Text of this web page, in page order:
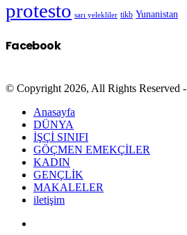
protesto sarı yelekliler tikb Yunanistan
Facebook
© Copyright 2026, All Rights Reserved -
Anasayfa
DÜNYA
İŞÇİ SINIFI
GÖÇMEN EMEKÇİLER
KADIN
GENÇLİK
MAKALELER
iletişim